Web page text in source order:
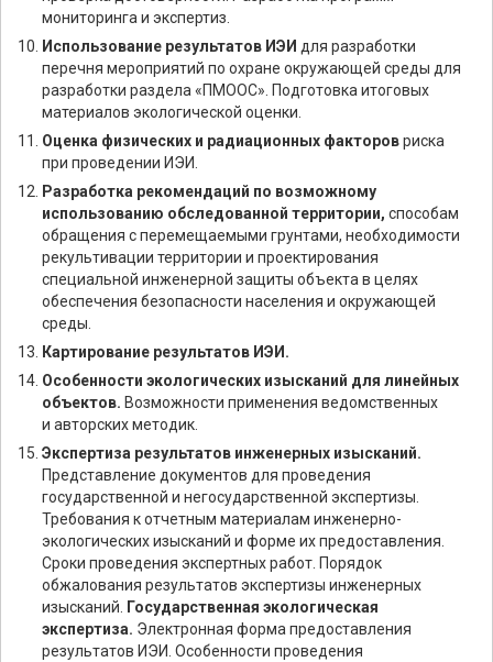
мониторинга и экспертиз.
Использование результатов ИЭИ для разработки
перечня мероприятий по охране окружающей среды для
разработки раздела «ПМООС». Подготовка итоговых
материалов экологической оценки.
Оценка физических и радиационных факторовриска
при проведении ИЭИ.
Разработка рекомендаций по возможному
использованию обследованной территории, способам
обращения с перемещаемыми грунтами, необходимости
рекультивации территории и проектирования
специальной инженерной защиты объекта в целях
обеспечения безопасности населения и окружающей
среды.
Картирование результатов ИЭИ.
Особенности экологических изысканий для линейных
объектов. Возможности применения ведомственных
и авторских методик.
Экспертиза результатов инженерных изысканий.
Представление документов для проведения
государственной и негосударственной экспертизы.
Требования к отчетным материалам инженерно-
экологических изысканий и форме их предоставления.
Сроки проведения экспертных работ. Порядок
обжалования результатов экспертизы инженерных
изысканий.
Государственная экологическая
экспертиза. Электронная форма предоставления
результатов ИЭИ. Особенности проведения